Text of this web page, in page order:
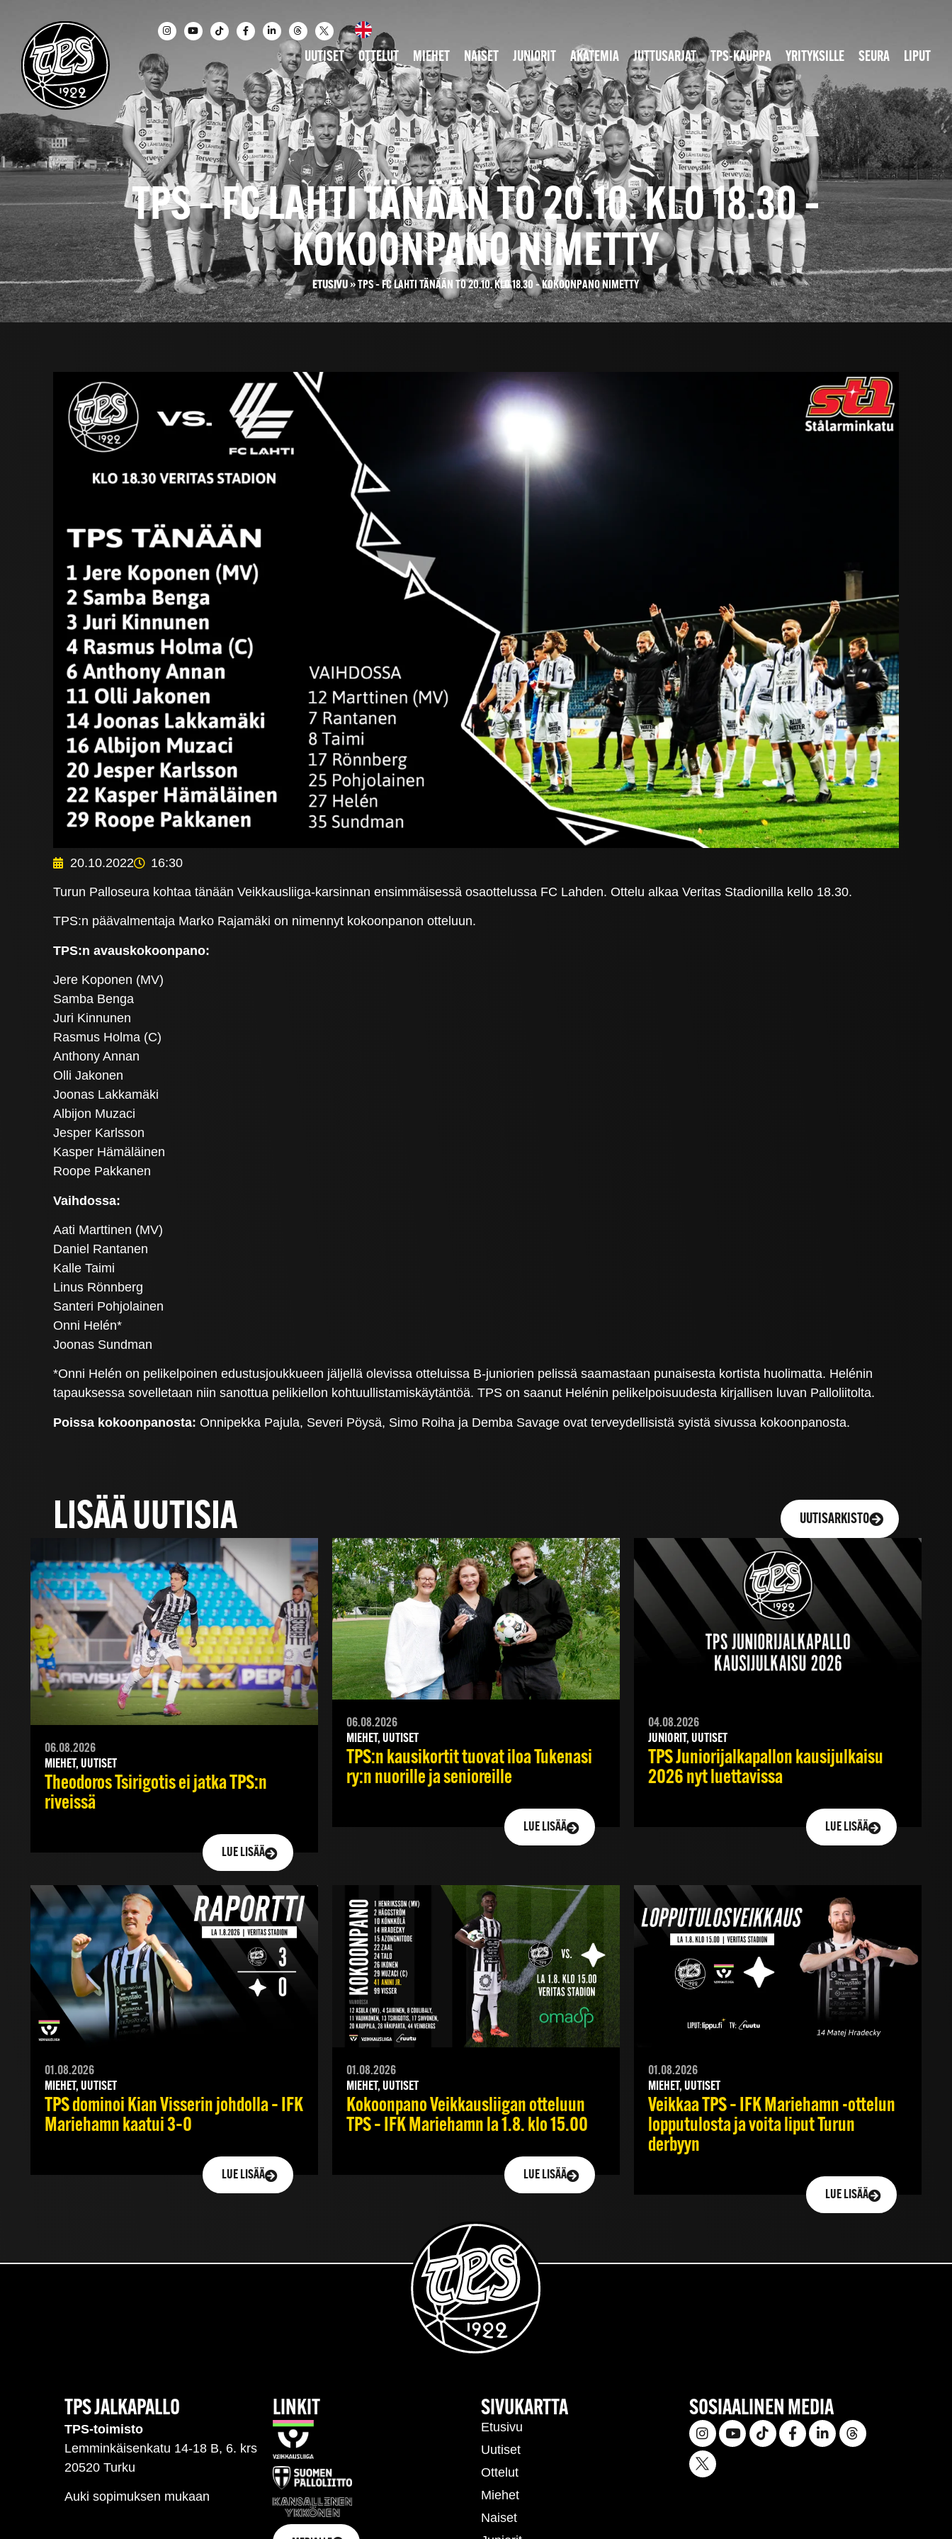
UUTISET OTTELUT MIEHET NAISET JUNIORIT AKATEMIA JUTTUSARJAT TPS-KAUPPA YRITYKSILLE SEURA LIPUT
TPS – FC LAHTI TÄNÄÄN TO 20.10. KLO 18.30 –
KOKOONPANO NIMETTY
ETUSIVU»TPS – FC LAHTI TÄNÄÄN TO 20.10. KLO 18.30 – KOKOONPANO NIMETTY
20.10.2022 16:30
Turun Palloseura kohtaa tänään Veikkausliiga-karsinnan ensimmäisessä osaottelussa FC Lahden. Ottelu alkaa Veritas Stadionilla kello 18.30.
TPS:n päävalmentaja Marko Rajamäki on nimennyt kokoonpanon otteluun.
TPS:n avauskokoonpano:
Jere Koponen (MV)
Samba Benga
Juri Kinnunen
Rasmus Holma (C)
Anthony Annan
Olli Jakonen
Joonas Lakkamäki
Albijon Muzaci
Jesper Karlsson
Kasper Hämäläinen
Roope Pakkanen
Vaihdossa:
Aati Marttinen (MV)
Daniel Rantanen
Kalle Taimi
Linus Rönnberg
Santeri Pohjolainen
Onni Helén*
Joonas Sundman
*Onni Helén on pelikelpoinen edustusjoukkueen jäljellä olevissa otteluissa B-juniorien pelissä saamastaan punaisesta kortista huolimatta. Helénin
tapauksessa sovelletaan niin sanottua pelikiellon kohtuullistamiskäytäntöä. TPS on saanut Helénin pelikelpoisuudesta kirjallisen luvan Palloliitolta.
Poissa kokoonpanosta: Onnipekka Pajula, Severi Pöysä, Simo Roiha ja Demba Savage ovat terveydellisistä syistä sivussa kokoonpanosta.
LISÄÄ UUTISIA UUTISARKISTO
06.08.2026
MIEHET, UUTISET
Theodoros Tsirigotis ei jatka TPS:n
riveissä
LUE LISÄÄ
06.08.2026
MIEHET, UUTISET
TPS:n kausikortit tuovat iloa Tukenasi
ry:n nuorille ja senioreille
LUE LISÄÄ
04.08.2026
JUNIORIT, UUTISET
TPS Juniorijalkapallon kausijulkaisu
2026 nyt luettavissa
LUE LISÄÄ
01.08.2026
MIEHET, UUTISET
TPS dominoi Kian Visserin johdolla – IFK
Mariehamn kaatui 3–0
LUE LISÄÄ
01.08.2026
MIEHET, UUTISET
Kokoonpano Veikkausliigan otteluun
TPS – IFK Mariehamn la 1.8. klo 15.00
LUE LISÄÄ
01.08.2026
MIEHET, UUTISET
Veikkaa TPS – IFK Mariehamn -ottelun
lopputulosta ja voita liput Turun
derbyyn
LUE LISÄÄ
TPS JALKAPALLO
TPS-toimisto
Lemminkäisenkatu 14-18 B, 6. krs
20520 Turku
Auki sopimuksen mukaan
LINKIT SIVUKARTTA
Etusivu
Uutiset
Ottelut
Miehet
Naiset
SOSIAALINEN MEDIA